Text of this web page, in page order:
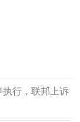
执行，联邦上诉